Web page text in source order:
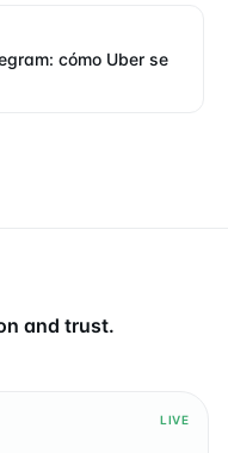
cómo Uber se
and trust.
LIVE